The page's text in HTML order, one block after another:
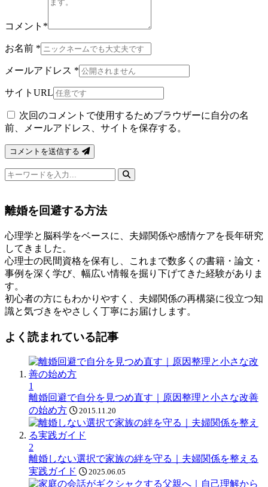
コメント *
お名前 *
メールアドレス *
サイトURL
次回のコメントで使用するためブラウザーに自分の名
前、メールアドレス、サイトを保存する。
コメントを送信する
検
ー
ー
ド
離婚を回避する方法
心理学と脳科学をベースに、夫婦関係や感情ケアを長年研究
してきました。
心理士の民間資格を保有し、これまで数多くの書籍・論文・
事例を深く学び、幅広い情報を掘り下げてきた経験がありま
す。
初心者の方にもわかりやすく、夫婦関係の再構築に役立つ知
識と気づきをやさしく丁寧にお届けします。
よく読まれている記事
1
離婚回避で自分を見つめ直す｜原因整理と小さな改善
の始め方
2015.11.20
2
離婚しない選択で家族の絆を守る｜夫婦関係を整える
実践ガイド
2025.06.05